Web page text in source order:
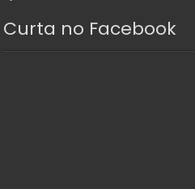
Curta no Facebook